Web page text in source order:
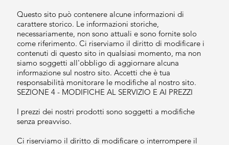
Questo sito può contenere alcune informazioni di
carattere storico. Le informazioni storiche,
necessariamente, non sono attuali e sono fornite solo
come riferimento. Ci riserviamo il diritto di modificare i
contenuti di questo sito in qualsiasi momento, ma non
siamo soggetti all'obbligo di aggiornare alcuna
informazione sul nostro sito. Accetti che è tua
responsabilità monitorare le modifiche al nostro sito.
SEZIONE 4 - MODIFICHE AL SERVIZIO E AI PREZZI
I prezzi dei nostri prodotti sono soggetti a modifiche
senza preavviso.
Ci riserviamo il diritto di modificare o interrompere il